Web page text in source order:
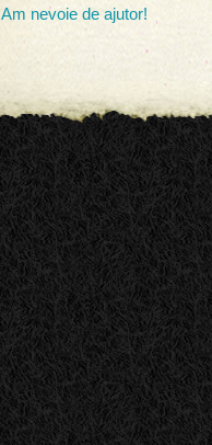
Am nevoie de ajutor!